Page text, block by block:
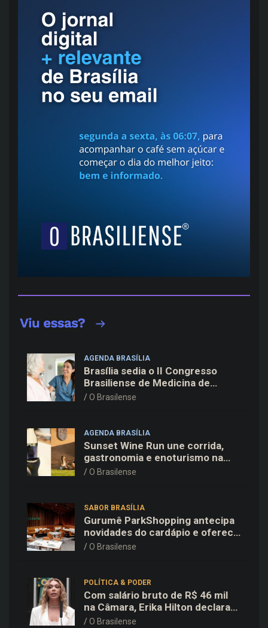
AGENDA BRASÍLIA
Brasília sedia o II Congresso
Brasiliense de Medicina de
Família e Comunidade na Fiocruz
O Brasilense
AGENDA BRASÍLIA
Sunset Wine Run une corrida,
gastronomia e enoturismo na
Vinícola Brasília
O Brasilense
SABOR BRASÍLIA
Gurumê ParkShopping antecipa
novidades do cardápio e oferece
25% de desconto no delivery
O Brasilense
POLÍTICA & PODER
Com salário bruto de R$ 46 mil
na Câmara, Erika Hilton declara
patrimônio de R$ 15,9 mil ao TSE
O Brasilense